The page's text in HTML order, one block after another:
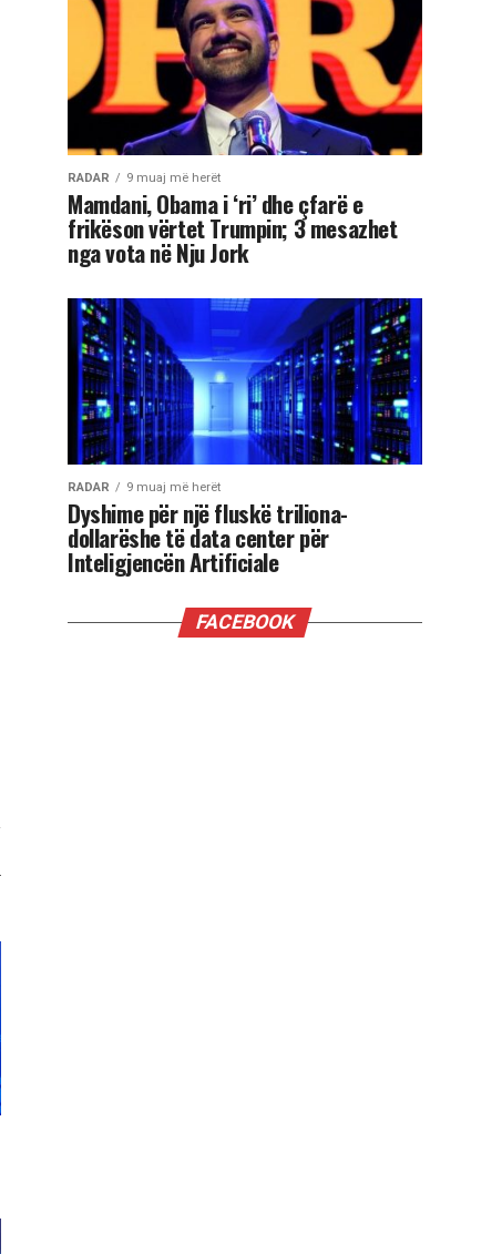
RADAR 9 muaj më herët
Mamdani, Obama i ‘ri’ dhe çfarë e
frikëson vërtet Trumpin; 3 mesazhet
nga vota në Nju Jork
RADAR 9 muaj më herët
Dyshime për një fluskë triliona-
dollarëshe të data center për
Inteligjencën Artificiale
FACEBOOK